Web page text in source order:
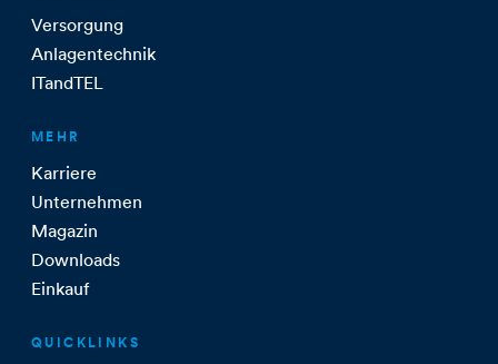
Versorgung
Anlagentechnik
ITandTEL
MEHR
Karriere
Unternehmen
Magazin
Downloads
Einkauf
QUICKLINKS